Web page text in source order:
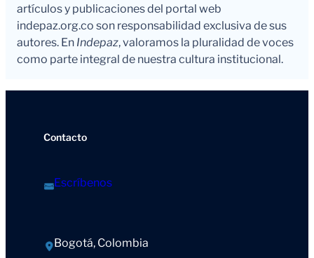
artículos y publicaciones del portal web
indepaz.org.co son responsabilidad exclusiva de sus
autores. En Indepaz, valoramos la pluralidad de voces
como parte integral de nuestra cultura institucional.
Contacto
Escríbenos
Bogotá, Colombia